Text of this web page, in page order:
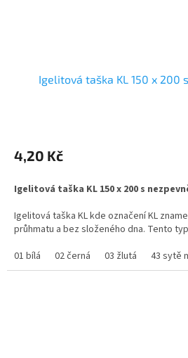
Igelitová taška KL 150 x 200
produktu
je
z
hvězdiček.
4,20 Kč
Igelitová taška KL 150 x 200 s
Igelitová taška KL kde označení KL
průhmatu a bez složeného dna. Tento
Potisk možný od 500 ks
01 bílá 02 černá 03 žlutá 43 sytě